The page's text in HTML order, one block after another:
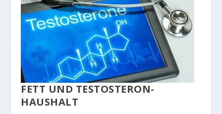
FETT UND TESTOSTERON-
HAUSHALT